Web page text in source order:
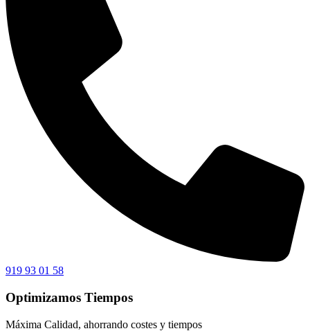
919 93 01 58
Optimizamos Tiempos
Máxima Calidad, ahorrando costes y tiempos